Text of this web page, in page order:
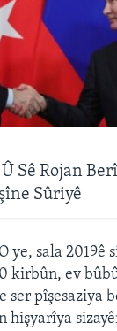
Sê Rojan
Sûriyê
ye, sala 2019ê
kirbûn, ev
ser pîşesaziya
hişyarîya